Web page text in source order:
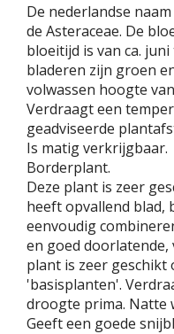
De nederlandse naam
de Asteraceae. De
bloeitijd is van ca.
bladeren zijn groen
volwassen hoogte
Verdraagt een
geadviseerde
Is matig verkrijgbaar.
Borderplant.
Deze plant is zeer
heeft opvallend blad,
eenvoudig
en goed doorlatende,
plant is zeer geschikt
'basisplanten'.
droogte prima. Natte
Geeft een goede